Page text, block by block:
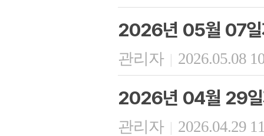
2026년 05월 07일
관리자 | 2026.05.08
2026년 04월 29일
관리자 | 2026.04.29